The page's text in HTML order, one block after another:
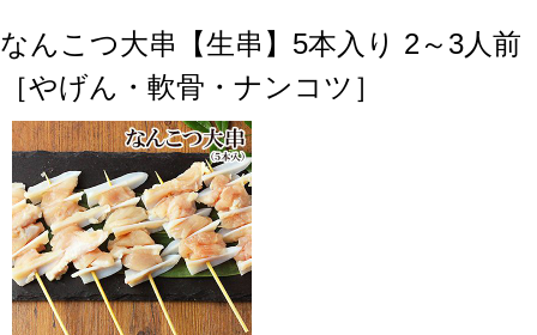
なんこつ大串【生串】5本入り 2～3人前
［やげん・軟骨・ナンコツ］